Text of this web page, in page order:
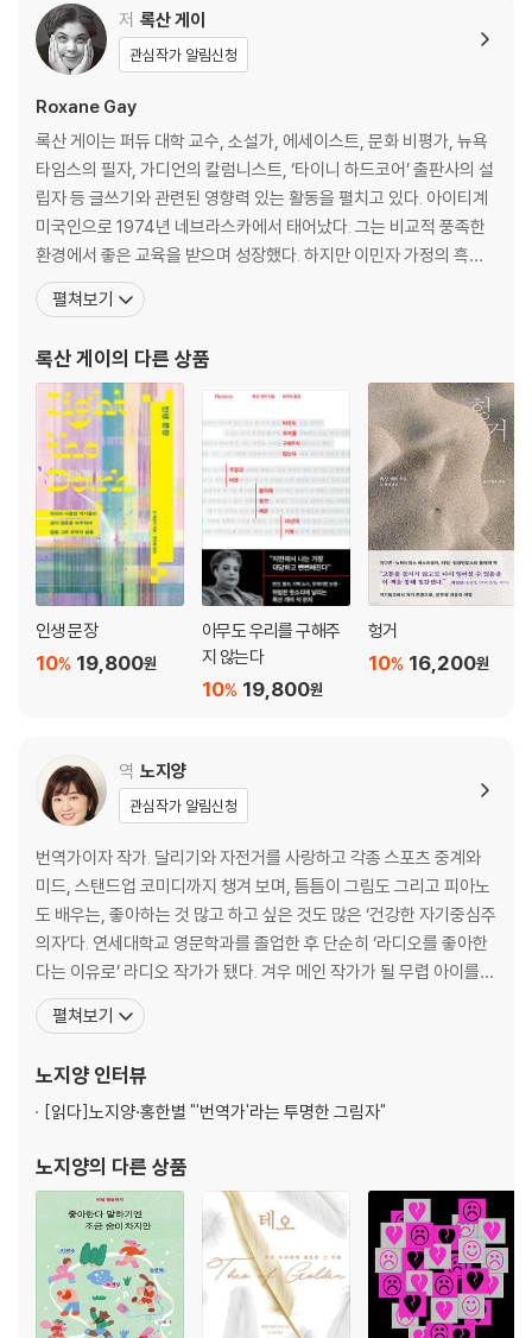
#고인의명복을빕니다가부장제
어디에나 망가진 남자들이 있다
세 개의 커밍아웃 이야기
해서는 안 되는 농담에 관하여
50가지 그림자와 동화 속의 왕자님
젠더는 연기에 불과하다
2부 | 너무도 정치적인 젠더와 인종
우리 모두에게 있는 인종차별주의
영웅을 찾아서
체면의 정치
미국인 테러리스트와 흑인 청년 : 두 프로필 이야기
노르웨이 오슬로 테러 사건과 에이미 하우스의 죽음 : 비극이. 부르면. 연민
이. 응답한다
나의 이야기, 차별에 관하여
나의 이야기, 특권에 관하여
3부 | 엔터테인트먼트 : 인종과 젠더
그것은 공상 과학 영화다 : [헬프]
오만과 허영 : [장고 : 분노의 추적자]
고난의 서사를 넘어서 : [노예 12년]
한 흑인 청년의 마지막 하루
적은 것이 많은 것일 때
4부 | 다시 페미니즘으로
나쁜 페미니스트 : 첫 번째 이야기
나쁜 페미니스트 : 두 번째 이야기
저 록산 게이
관심작가 알림신청
Roxane Gay
록산 게이는 퍼듀 대학 교수, 소설가, 에세이스트, 문화 비평가, 뉴욕
타임스의 필자, 가디언의 칼럼니스트, ‘타이니 하드코어’ 출판사의 설
립자 등 글쓰기와 관련된 영향력 있는 활동을 펼치고 있다. 아이티계
미국인으로 1974년 네브라스카에서 태어났다. 그는 비교적 풍족한
환경에서 좋은 교육을 받으며 성장했다. 하지만 이민자 가정의 흑인
여성이라는 점은 그가 싸워나가야 할 ‘차별’의 근원지이기도 하다. 그
는 페미니즘이 자신에게 많은 답을 주었다고 인정하면서 오늘날 ‘두
있는 방법에 대해 이야기하고 있다. 어린 시절 이
펼쳐보기
록산 게이 의 다른 상품
인생 문장
19,800원
10%
아무도 우리를 구해주
지 않는다
19,800원
10%
헝거
16,200원
10%
역 노지양
관심작가 알림신청
번역가이자 작가. 달리기와 자전거를 사랑하고 각종 스포츠 중계와
미드, 스탠드업 코미디까지 챙겨 보며, 틈틈이 그림도 그리고 피아노
도 배우는, 좋아하는 것 많고 하고 싶은 것도 많은 ‘건강한 자기중심주
의자’다. 연세대학교 영문학과를 졸업한 후 단순히 ‘라디오를 좋아한
다는 이유로’ 라디오 작가가 됐다. 겨우 메인 작가가 될 무렵 아이를
가지면서 방송 일을 그만두게 되었다. 이후 번역을 시작해 10년이 넘
어가면서 점차 인정받는 번역가가 되었지만, 마음 한편에는 늘 자신
에 관한 단상들을 쓴 책 『먹고사는 게 전부가
펼쳐보기
노지양 인터뷰
[읽다]노지양·홍한별 "'번역가'라는 투명한 그림자"
노지양의 다른 상품